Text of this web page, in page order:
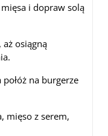
i dopraw solą
osiągną
na burgerze
mięso z serem,